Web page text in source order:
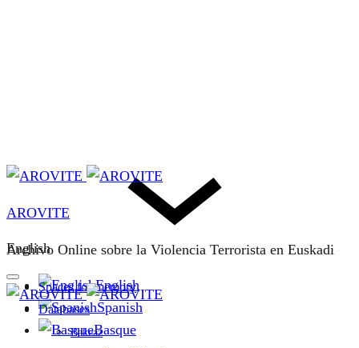
English
English
Spanish
Basque
AROVITE
Archivo Online sobre la Violencia Terrorista en Euskadi
Spaces for memory
Databases
Bakeaz